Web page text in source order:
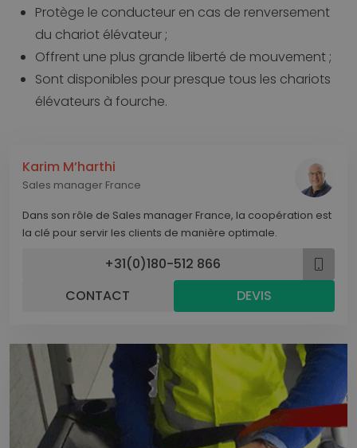
Protège le conducteur en cas de renversement
du chariot élévateur ;
Offrent une plus grande liberté de mouvement ;
Sont disponibles pour presque tous les chariots
élévateurs à fourche.
Karim M’harthi
Sales manager France
Dans son rôle de Sales manager France, la coopération est
la clé pour servir les clients de manière optimale.
+31(0)180-512 866
CONTACT
DEVIS